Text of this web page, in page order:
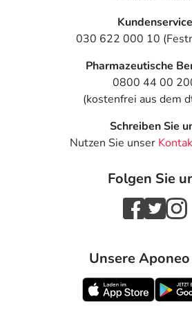
Kundenservice
030 622 000 10
Pharmazeutische
0800 44 00
(kostenfrei aus dem
Schreiben Sie
Nutzen Sie unser
Folgen Sie
Unsere